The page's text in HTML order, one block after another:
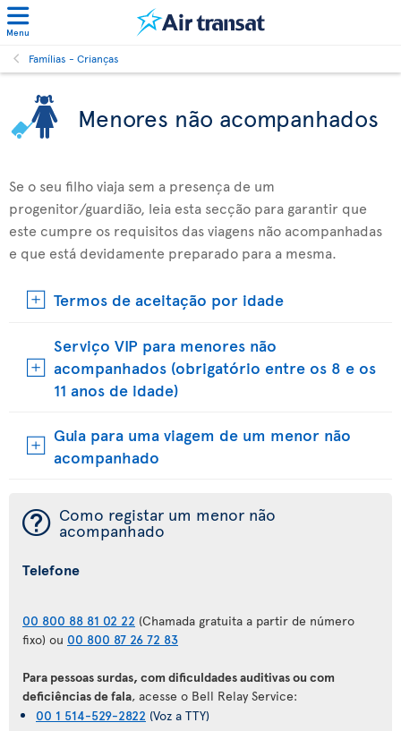
Menu
Famílias - Crianças
Menores não acompanhados
Se o seu filho viaja sem a presença de um
progenitor/guardião, leia esta secção para garantir que
este cumpre os requisitos das viagens não acompanhadas
e que está devidamente preparado para a mesma.
Termos de aceitação por idade
Serviço VIP para menores não
acompanhados (obrigatório entre os 8 e os
11 anos de idade)
Guia para uma viagem de um menor não
acompanhado
¯ Como registar um menor não
acompanhado
Telefone
00 800 88 81 02 22 (Chamada gratuita a partir de número
fixo) ou 00 800 87 26 72 83
Para pessoas surdas, com dificuldades auditivas ou com
deficiências de fala, acesse o Bell Relay Service:
00 1 514-529-2822 (Voz a TTY)